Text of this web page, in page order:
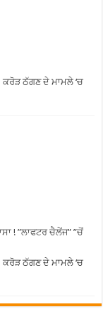
ਕਰੋੜ ਠੱਗਣ ਦੇ ਮਾਮਲੇ ‘ਚ
! ”ਲਾਫਟਰ ਚੈਲੇਂਜ” ”ਚੋਂ
ਕਰੋੜ ਠੱਗਣ ਦੇ ਮਾਮਲੇ ‘ਚ